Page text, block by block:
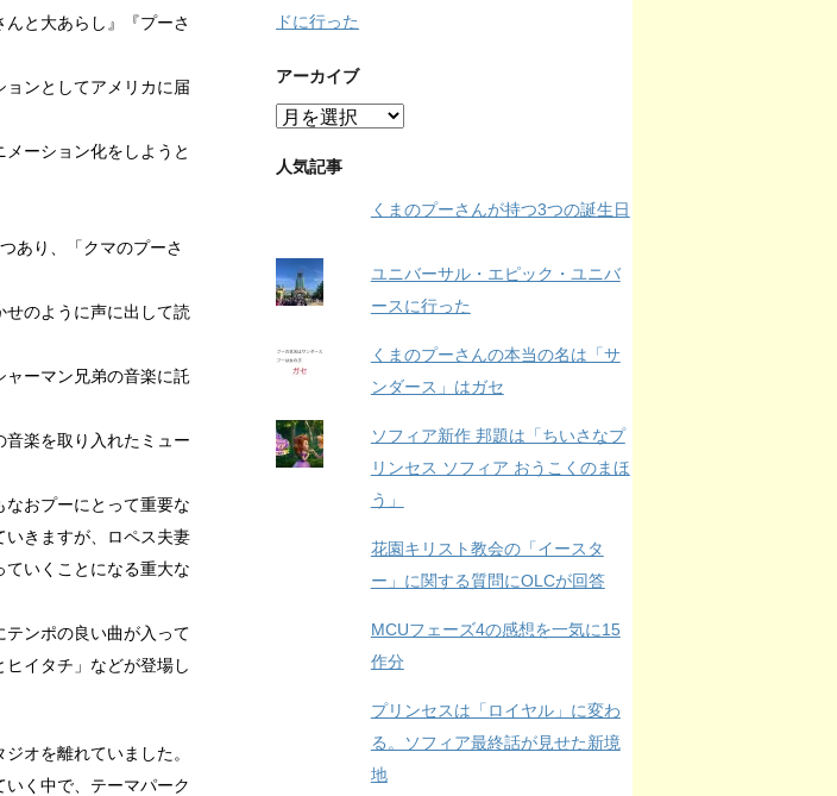
と大あらし』『プーさ
ンとしてアメリカに届
ーション化をしようと
あり、「クマのプーさ
のように声に出して読
ーマン兄弟の音楽に託
楽を取り入れたミュー
なおプーにとって重要な
いきますが、ロペス夫妻
いくことになる重大な
テンポの良い曲が入って
イタチ」などが登場し
オを離れていました。
いく中で、テーマパーク
ドに行った
アーカイブ
ア
カ
人気記事
くまのプーさんが持つ3つの誕生日
ユニバーサル・エピック・ユニバ
ースに行った
くまのプーさんの本当の名は「サ
ンダース」はガセ
ソフィア新作 邦題は「ちいさなプ
リンセス ソフィア おうこくのまほ
う」
花園キリスト教会の「イースタ
ー」に関する質問にOLCが回答
MCUフェーズ4の感想を一気に15
作分
プリンセスは「ロイヤル」に変わ
る。ソフィア最終話が見せた新境
地